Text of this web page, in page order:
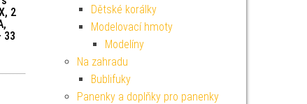
2
33
Dětské korálky
Modelovací hmoty
Modelíny
Na zahradu
Bublifuky
Panenky a doplňky pro panenky